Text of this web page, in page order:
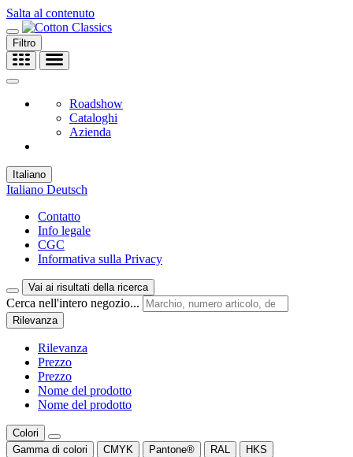
Salta al contenuto
Filtro
Roadshow
Cataloghi
Azienda
Italiano
Italiano Deutsch
Contatto
Info legale
CGC
Informativa sulla Privacy
Vai ai risultati della ricerca
Cerca nell'intero negozio...
Rilevanza
Rilevanza
Prezzo
Prezzo
Nome del prodotto
Nome del prodotto
Colori
Gamma di colori
CMYK Pantone® RAL HKS